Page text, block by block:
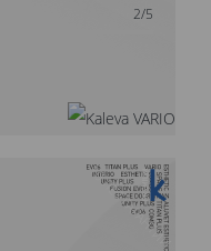
2/5
10 ЛЕТ ГАРАНТИИ